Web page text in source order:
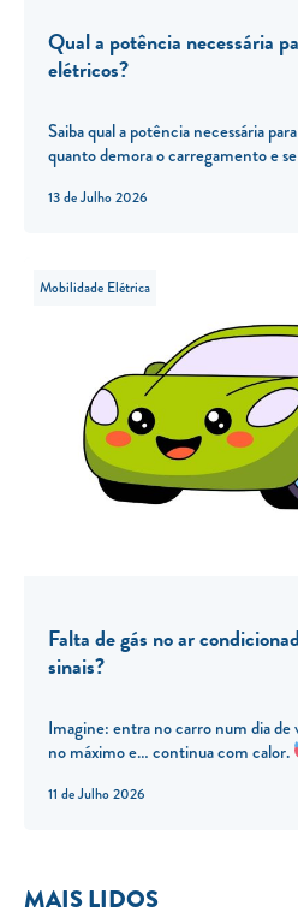
13 de Julho 2026
Qual a potência necessária
elétricos?
Saiba qual a potência necessária
quanto demora o carregamento e
11 de Julho 2026
Mobilidade Elétrica
Falta de gás no ar
sinais?
Imagine: entra no carro num dia de
no máximo e… continua com calor.
MAIS LIDOS